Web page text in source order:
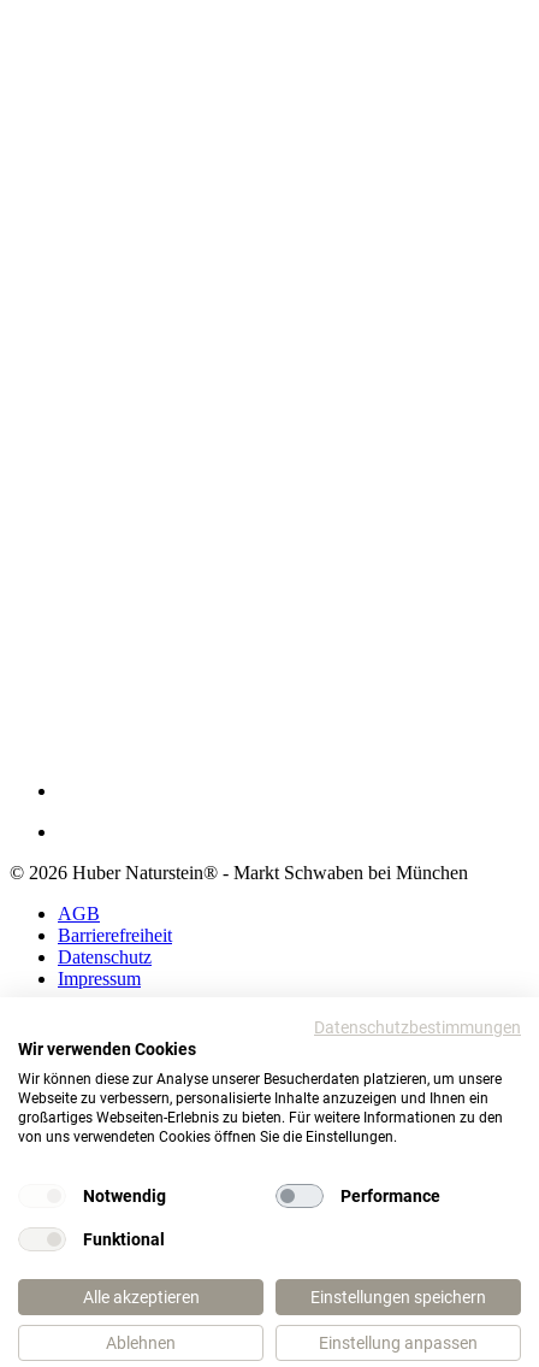
© 2026 Huber Naturstein® - Markt Schwaben bei München
AGB
Barrierefreiheit
Datenschutz
Impressum
Barrierefreiheit
Impressum
© 2026 Huber Naturstein®
Markt Schwaben bei München
Datenschutzbestimmungen
Wir verwenden Cookies
Wir können diese zur Analyse unserer Besucherdaten platzieren, um unsere
Webseite zu verbessern, personalisierte Inhalte anzuzeigen und Ihnen ein
großartiges Webseiten-Erlebnis zu bieten. Für weitere Informationen zu den
von uns verwendeten Cookies öffnen Sie die Einstellungen.
Notwendig Performance
Funktional
Alle akzeptieren Einstellungen speichern
Ablehnen Einstellung anpassen